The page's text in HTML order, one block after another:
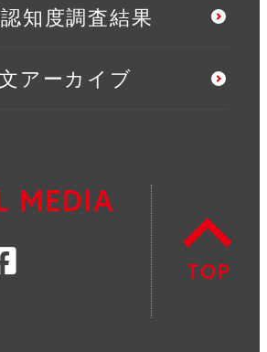
知度調査結果
アーカイブ
MEDIA
TOP